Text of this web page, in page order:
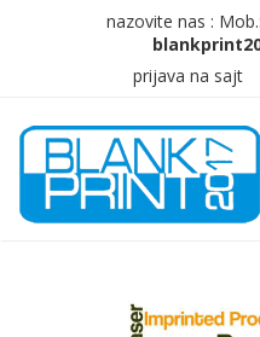
nazovite nas :
prijava na sajt